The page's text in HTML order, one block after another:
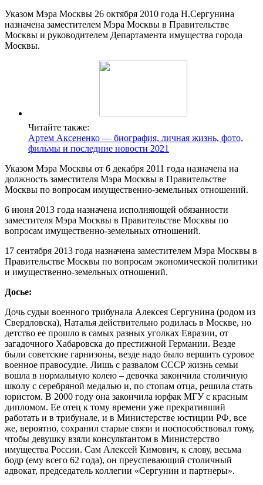
Указом Мэра Москвы 26 октября 2010 года Н.Сергунина
назначена заместителем Мэра Москвы в Правительстве
Москвы и руководителем Департамента имущества города
Москвы.
Читайте также:
Артем Аксененко — биография, личная жизнь, фото,
фильмы и последние новости 2021
Указом Мэра Москвы от 6 декабря 2011 года назначена на
должность заместителя Мэра Москвы в Правительстве
Москвы по вопросам имущественно-земельных отношений.
6 июня 2013 года назначена исполняющей обязанности
заместителя Мэра Москвы в Правительстве Москвы по
вопросам имущественно-земельных отношений.
17 сентября 2013 года назначена заместителем Мэра Москвы в
Правительстве Москвы по вопросам экономической политики
и имущественно-земельных отношений.
Досье:
Дочь судьи военного трибунала Алексея Сергунина (родом из
Свердловска), Наталья действительно родилась в Москве, но
детство ее прошло в самых разных уголках Евразии, от
загадочного Хабаровска до престижной Германии. Везде
были советские гарнизоны, везде надо было вершить суровое
военное правосудие. Лишь с развалом СССР жизнь семьи
вошла в нормальную колею – девочка закончила столичную
школу с серебряной медалью и, по стопам отца, решила стать
юристом. В 2000 году она закончила юрфак МГУ с красным
дипломом. Ее отец к тому времени уже прекративший
работать и в трибунале, и в Министерстве юстиции РФ, все
же, вероятно, сохранил старые связи и поспособствовал тому,
чтобы девушку взяли консультантом в Министерство
имущества России. Сам Алексей Кимович, к слову, весьма
бодр (ему всего 62 года), он преуспевающий столичный
адвокат, председатель коллегии «Сергунин и партнеры».